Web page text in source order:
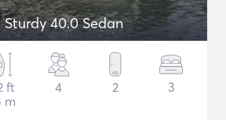
Sturdy 40.0 Sedan
ft
m
4 2 3